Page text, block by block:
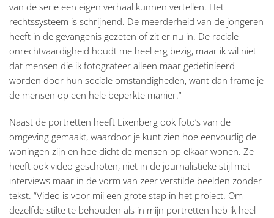
van de serie een eigen verhaal kunnen vertellen. Het
rechtssysteem is schrijnend. De meerderheid van de jongeren
heeft in de gevangenis gezeten of zit er nu in. De raciale
onrechtvaardigheid houdt me heel erg bezig, maar ik wil niet
dat mensen die ik fotografeer alleen maar gedefinieerd
worden door hun sociale omstandigheden, want dan frame je
de mensen op een hele beperkte manier.”
Naast de portretten heeft Lixenberg ook foto’s van de
omgeving gemaakt, waardoor je kunt zien hoe eenvoudig de
woningen zijn en hoe dicht de mensen op elkaar wonen. Ze
heeft ook video geschoten, niet in de journalistieke stijl met
interviews maar in de vorm van zeer verstilde beelden zonder
tekst. “Video is voor mij een grote stap in het project. Om
dezelfde stilte te behouden als in mijn portretten heb ik heel